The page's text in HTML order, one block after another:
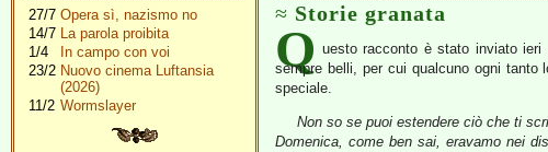
27/7 Opera sì, nazismo no
14/7 La parola proibita
1/4
In campo con voi
23/2 Nuovo cinema Luftansia
(2026)
11/2 Wormslayer
Storie granata
Q uesto racconto è stato inviato
sempre belli, per cui qualcuno ogni tanto
speciale.
Non so se puoi estendere ciò che ti
Domenica, come ben sai, eravamo nei